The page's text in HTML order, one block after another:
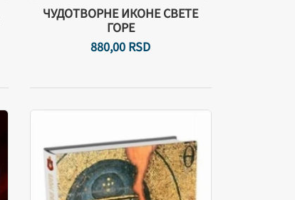
ЧУДОТВОРНЕ ИКОНЕ СВЕТЕ
ГОРЕ
880,00 RSD